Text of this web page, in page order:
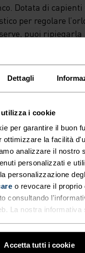
Dettagli
i cookie
per garantire il buon
ottimizzare la facilità
analizzare il nostro
personalizzati e
personalizzazione
o revocare il proprio
consultando
La nostra informativa
Accetta tutti i cookie
Dotata di capienti
per regolare
puoi ripiegarla
tasca frontale.
protegge dal vento
trekking comodo e
ogni passo.